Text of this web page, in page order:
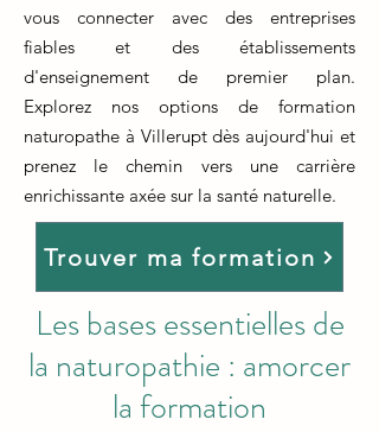
vous connecter avec des entreprises
fiables et des établissements
d'enseignement de premier plan.
Explorez nos options de formation
naturopathe à Villerupt dès aujourd'hui et
prenez le chemin vers une carrière
enrichissante axée sur la santé naturelle.
Trouver ma formation
Les bases essentielles de
la naturopathie : amorcer
la formation